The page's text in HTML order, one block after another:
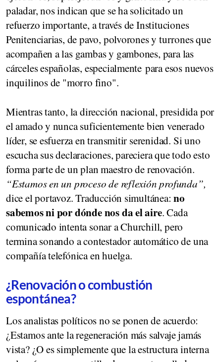
paladar, nos indican que se ha solicitado un
refuerzo importante, a través de Instituciones
Penitenciarias, de pavo, polvorones y turrones que
acompañen a las gambas y gambones, para las
cárceles españolas, especialmente para esos nuevos
inquilinos de "morro fino".
Mientras tanto, la dirección nacional, presidida por
el amado y nunca suficientemente bien venerado
líder, se esfuerza en transmitir serenidad. Si uno
escucha sus declaraciones, pareciera que todo esto
forma parte de un plan maestro de renovación.
“Estamos en un proceso de reflexión profunda”,
dice el portavoz. Traducción simultánea:no
sabemos ni por dónde nos da el aire. Cada
comunicado intenta sonar a Churchill, pero
termina sonando a contestador automático de una
compañía telefónica en huelga.
¿Renovación o combustión
espontánea?
Los analistas políticos no se ponen de acuerdo:
¿Estamos ante la regeneración más salvaje jamás
vista? ¿O es simplemente que la estructura interna